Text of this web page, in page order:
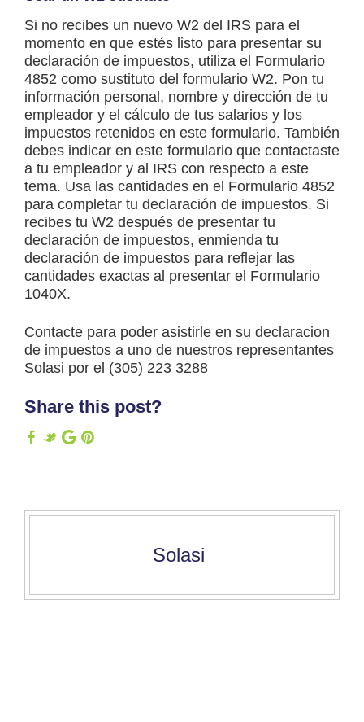
Si no recibes un nuevo W2 del IRS para el
momento en que estés listo para presentar su
declaración de impuestos, utiliza el Formulario
4852 como sustituto del formulario W2. Pon tu
información personal, nombre y dirección de tu
empleador y el cálculo de tus salarios y los
impuestos retenidos en este formulario. También
debes indicar en este formulario que contactaste
a tu empleador y al IRS con respecto a este
tema. Usa las cantidades en el Formulario 4852
para completar tu declaración de impuestos. Si
recibes tu W2 después de presentar tu
declaración de impuestos, enmienda tu
declaración de impuestos para reflejar las
cantidades exactas al presentar el Formulario
1040X.
Contacte para poder asistirle en su declaracion
de impuestos a uno de nuestros representantes
Solasi por el (305) 223 3288
Share this post?
Solasi